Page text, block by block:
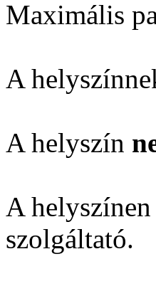
Maximális
A
A helyszín
A
szolgáltató.